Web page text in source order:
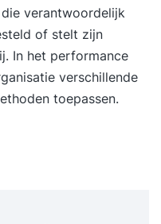
direct toe
heb je het
systeem te
wordt
om de voortgang
inzicht hoe je
verantwoordelijk
of stelt zijn
In het performance
verschillende
toepassen.